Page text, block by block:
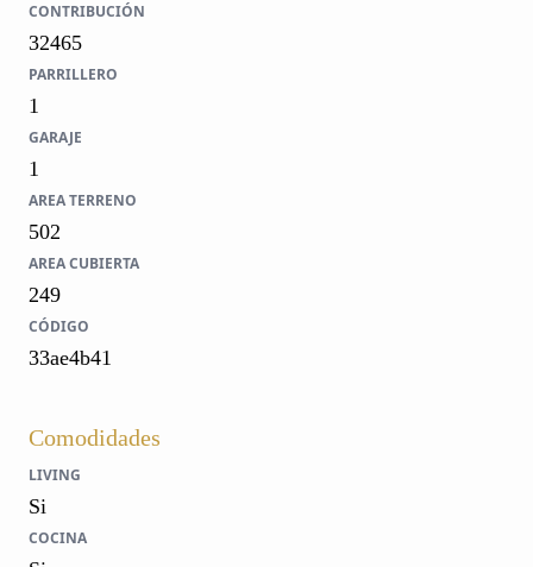
CONTRIBUCIÓN
32465
PARRILLERO
1
GARAJE
1
AREA TERRENO
502
AREA CUBIERTA
249
CÓDIGO
33ae4b41
Comodidades
LIVING
Si
COCINA